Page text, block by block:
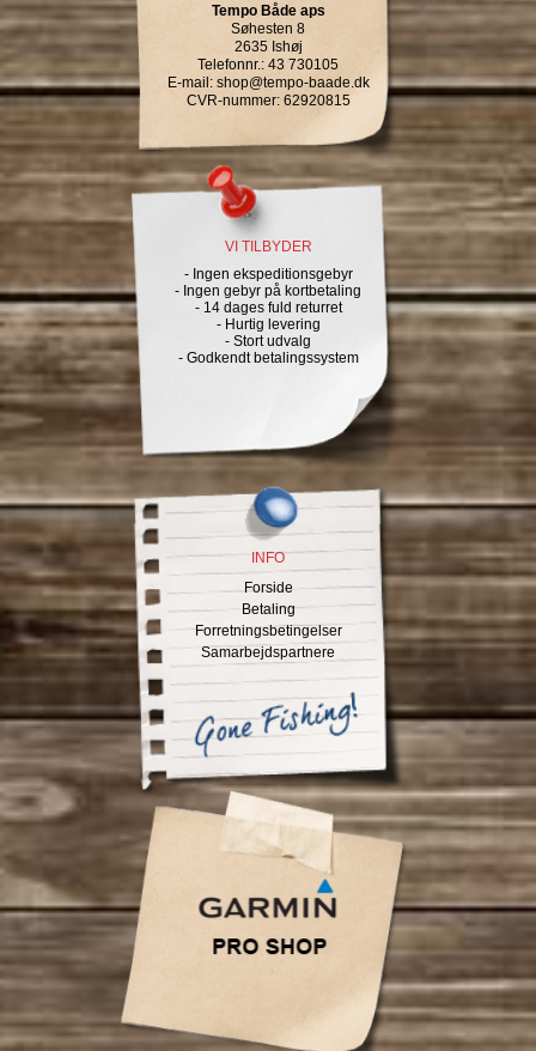
Tempo Både aps
Søhesten 8
2635 Ishøj
Telefonnr.: 43 730105
E-mail : shop@tempo-baade.dk
CVR-nummer:62920815
VI TILBYDER
- Ingen ekspeditionsgebyr
- Ingen gebyr på kortbetaling
- 14 dages fuld returret
- Hurtig levering
- Stort udvalg
- Godkendt betalingssystem
INFO
Forside
Betaling
Forretningsbetingelser
Samarbejdspartnere